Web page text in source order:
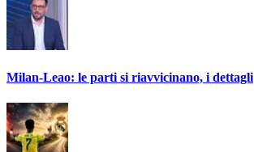
Milan-Leao: le parti si riavvicinano, i dettagli